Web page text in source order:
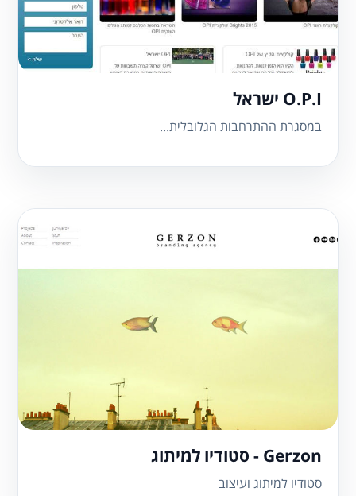
O.P.I ישראל
במסגרת ההתרחבות הגלובלית...
Gerzon - סטודיו למיתוג
סטודיו למיתוג ועיצוב